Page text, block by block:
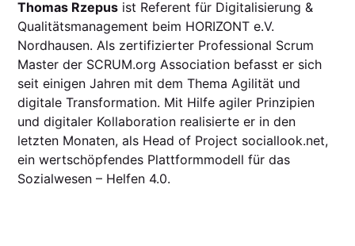
Thomas Rzepus ist Referent für Digitalisierung &
Qualitätsmanagement beim HORIZONT e.V.
Nordhausen. Als zertifizierter Professional Scrum
Master der SCRUM.org Association befasst er sich
seit einigen Jahren mit dem Thema Agilität und
digitale Transformation. Mit Hilfe agiler Prinzipien
und digitaler Kollaboration realisierte er in den
letzten Monaten, als Head of Project sociallook.net,
ein wertschöpfendes Plattformmodell für das
Sozialwesen – Helfen 4.0.